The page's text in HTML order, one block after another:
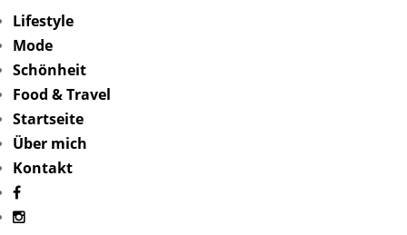
Lifestyle
Mode
Schönheit
Food & Travel
Startseite
Über mich
Kontakt